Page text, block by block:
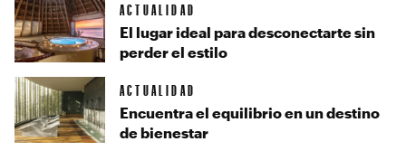
ACTUALIDAD
El lugar ideal para desconectarte sin
perder el estilo
ACTUALIDAD
Encuentra el equilibrio en un destino
de bienestar